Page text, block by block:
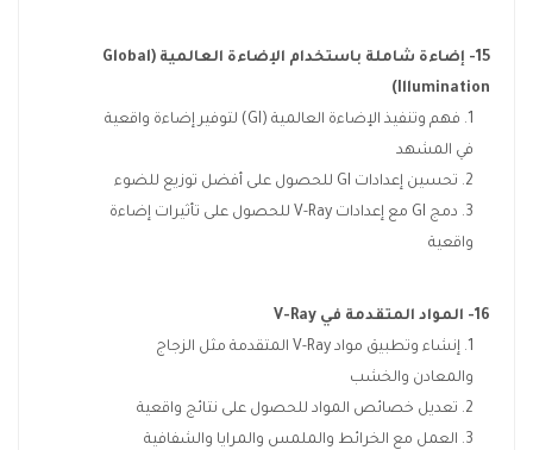
15- إضاءة شاملة باستخدام الإضاءة العالمية
(Global
Illumination)
فهم وتنفيذ الإضاءة العالمية (GI) لتوفير إضاءة واقعية
في المشهد
تحسين إعدادات GI للحصول على أفضل توزيع للضوء
دمج GI مع إعدادات V-Ray للحصول على تأثيرات إضاءة
واقعية
16- المواد المتقدمة في
إنشاء وتطبيق مواد V-Ray المتقدمة مثل الزجاج
والمعادن والخشب
تعديل خصائص المواد للحصول على نتائج واقعية
العمل مع الخرائط والملمس والمرايا والشفافية